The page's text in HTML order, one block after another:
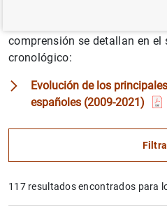
comprensión se detallan en el
cronológico:
Evolución de los
españoles (2009-2021)
117 resultados encontrados para